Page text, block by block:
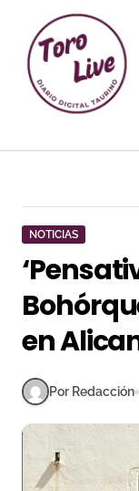
contenido
NOTICIAS
en
Por Redacción